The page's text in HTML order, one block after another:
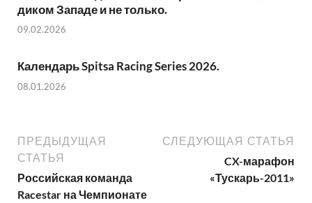
диком Западе и не только.
09.02.2026
Календарь Spitsa Racing Series 2026.
08.01.2026
ПРЕДЫДУЩАЯ
СТАТЬЯ
Российская команда
Racestar на Чемпионате
СЛЕДУЮЩАЯ СТАТЬЯ
CX-марафон
«Тускарь-2011»